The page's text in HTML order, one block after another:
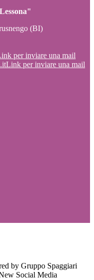
(BI)
per inviare una mail
Link per inviare una mail
by Gruppo Spaggiari
Social Media